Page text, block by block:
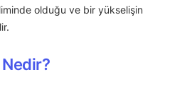
olduğu ve bir yükselişin